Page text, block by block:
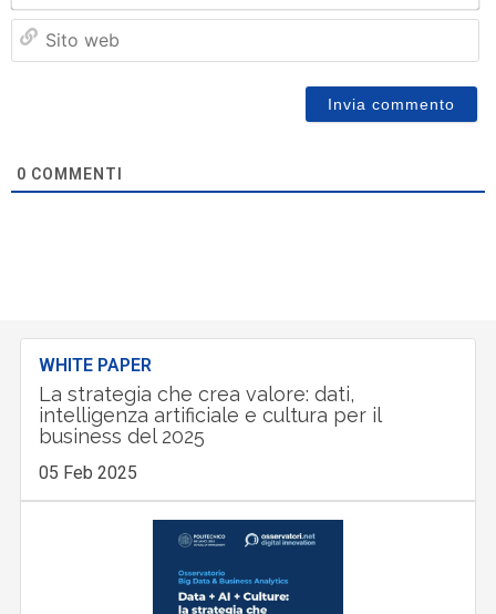
0 COMMENTI
WHITE PAPER
La strategia che crea valore: dati,
intelligenza artificiale e cultura per il
business del 2025
05 Feb 2025